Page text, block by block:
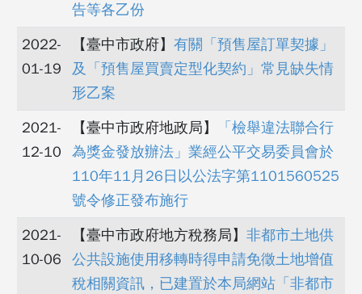
告等各乙份
2022-
01-19
【臺中市政府】有關「預售屋訂單契據」
及「預售屋買賣定型化契約」常見缺失情
形乙案
2021-
12-10
【臺中市政府地政局】
「檢舉違法聯合行
為獎金發放辦法」業經公平交易委員會於
110年11月26日以公法字第1101560525
號令修正發布施行
2021-
10-06
【臺中市政府地方稅務局】非都市土地供
公共設施使用移轉時得申請免徵土地增值
稅相關資訊，已建置於本局網站「非都市